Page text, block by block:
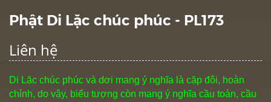
Phật Di Lặc chúc phúc - PL173
Liên hệ
Di Lặc chúc phúc và dơi mang ý nghĩa là cặp đôi, hoàn
chỉnh, do vậy, biểu tượng còn mang ý nghĩa cầu toàn, cầu